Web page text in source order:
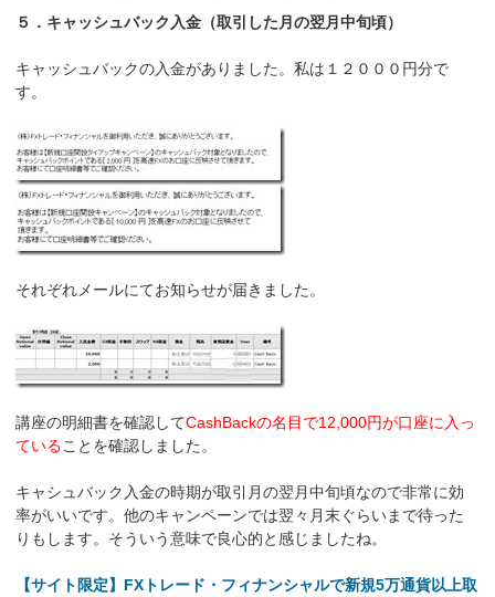
５．キャッシュバック入金（取引した月の翌月中旬頃）
キャッシュバックの入金がありました。私は１２０００円分で
す。
それぞれメールにてお知らせが届きました。
講座の明細書を確認してCashBackの名目で12,000円が口座に入っ
ていることを確認しました。
キャシュバック入金の時期が取引月の翌月中旬頃なので非常に効
率がいいです。他のキャンペーンでは翌々月末ぐらいまで待った
りもします。そういう意味で良心的と感じましたね。
【サイト限定】FXトレード・フィナンシャルで新規5万通貨以上取